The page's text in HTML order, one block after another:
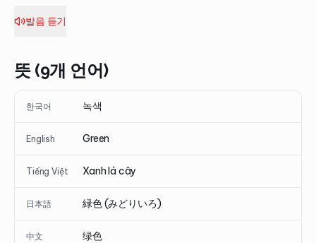
발음 듣기
뜻 (9개 언어)
한국어 녹색
English Green
Tiếng Việt Xanh lá cây
日本語 緑色 (みどりいろ)
中文 绿色